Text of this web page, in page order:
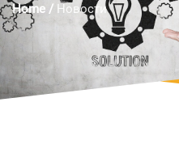
Home / Новости